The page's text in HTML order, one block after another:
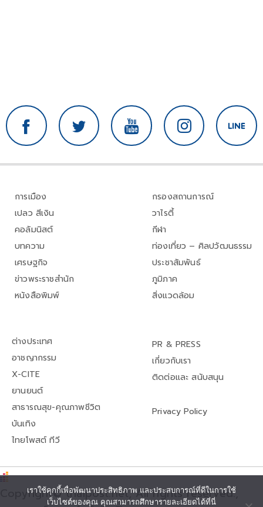
การเมือง
เปลว สีเงิน
คอลัมนิสต์
บทความ
เศรษฐกิจ
ข่าวพระราชสำนัก
หนังสือพิมพ์
กรองสถานการณ์
วาไรตี้
กีฬา
ท่องเที่ยว – ศิลปวัฒนธรรม
ประชาสัมพันธ์
ภูมิภาค
สิ่งแวดล้อม
ต่างประเทศ
อาชญากรรม
X-CITE
ยานยนต์
สาธารณสุข-คุณภาพชีวิต
บันเทิง
ไทยโพสต์ ทีวี
PR & PRESS
เกี่ยวกับเรา
ติดต่อและ สนับสนุน
Privacy Policy
Copyright© thaipost.net, All rights reserved.,
เราใช้คุกกี้เพื่อพัฒนาประสิทธิภาพ และประสบการณ์ที่ดีในการใช้
เว็บไซต์ของคุณ คุณสามารถศึกษารายละเอียดได้ที่นี่